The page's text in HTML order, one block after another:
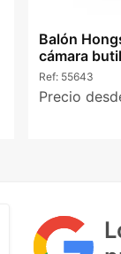
Balón
cámara
Ref: 55643
Precio